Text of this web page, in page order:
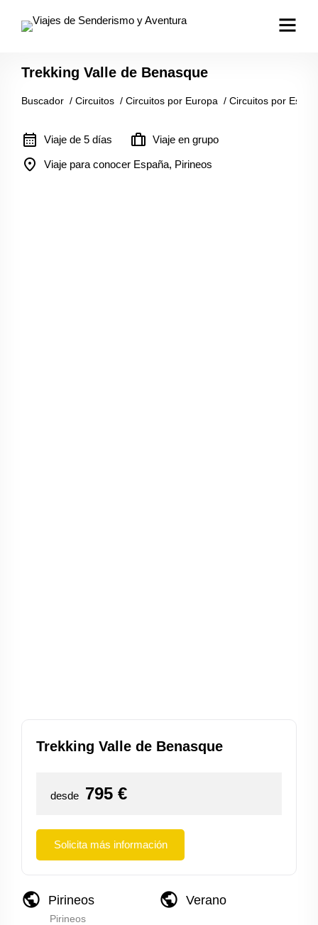
Trekking Valle de Benasque
Buscador / Circuitos / Circuitos por Europa / Circuitos por
calendar_month Viaje de 5 días trip Viaje en grupo
location_on Viaje para conocer España, Pirineos
Trekking Valle de Benasque
desde 795 €
Solicita más información
public Pirineos
Pirineos
public Verano